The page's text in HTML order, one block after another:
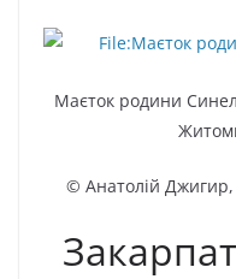
Маєток родини
© Анатолій Джигир,